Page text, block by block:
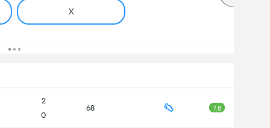
X
2
0
68 7.8